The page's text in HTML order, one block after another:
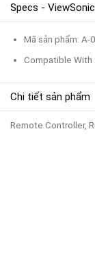
Specs - ViewSonic
Mã sản phẩm:
Compatible With
Chi tiết sản phẩm
Remote Controller,